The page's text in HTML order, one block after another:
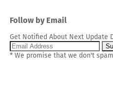
Follow by Email
Get Notified About Next Update
* We promise that we don't